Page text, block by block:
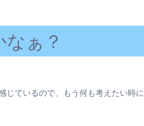
ぁ？
じているので、もう何も考えたい時に